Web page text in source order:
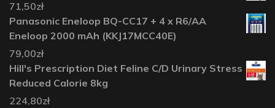
71,50zł
Panasonic Eneloop BQ-CC17 + 4 x R6/AA
Eneloop 2000 mAh (KKJ17MCC40E)
79,00zł
Hill's Prescription Diet Feline C/D Urinary Stress
Reduced Calorie 8kg
224,80zł